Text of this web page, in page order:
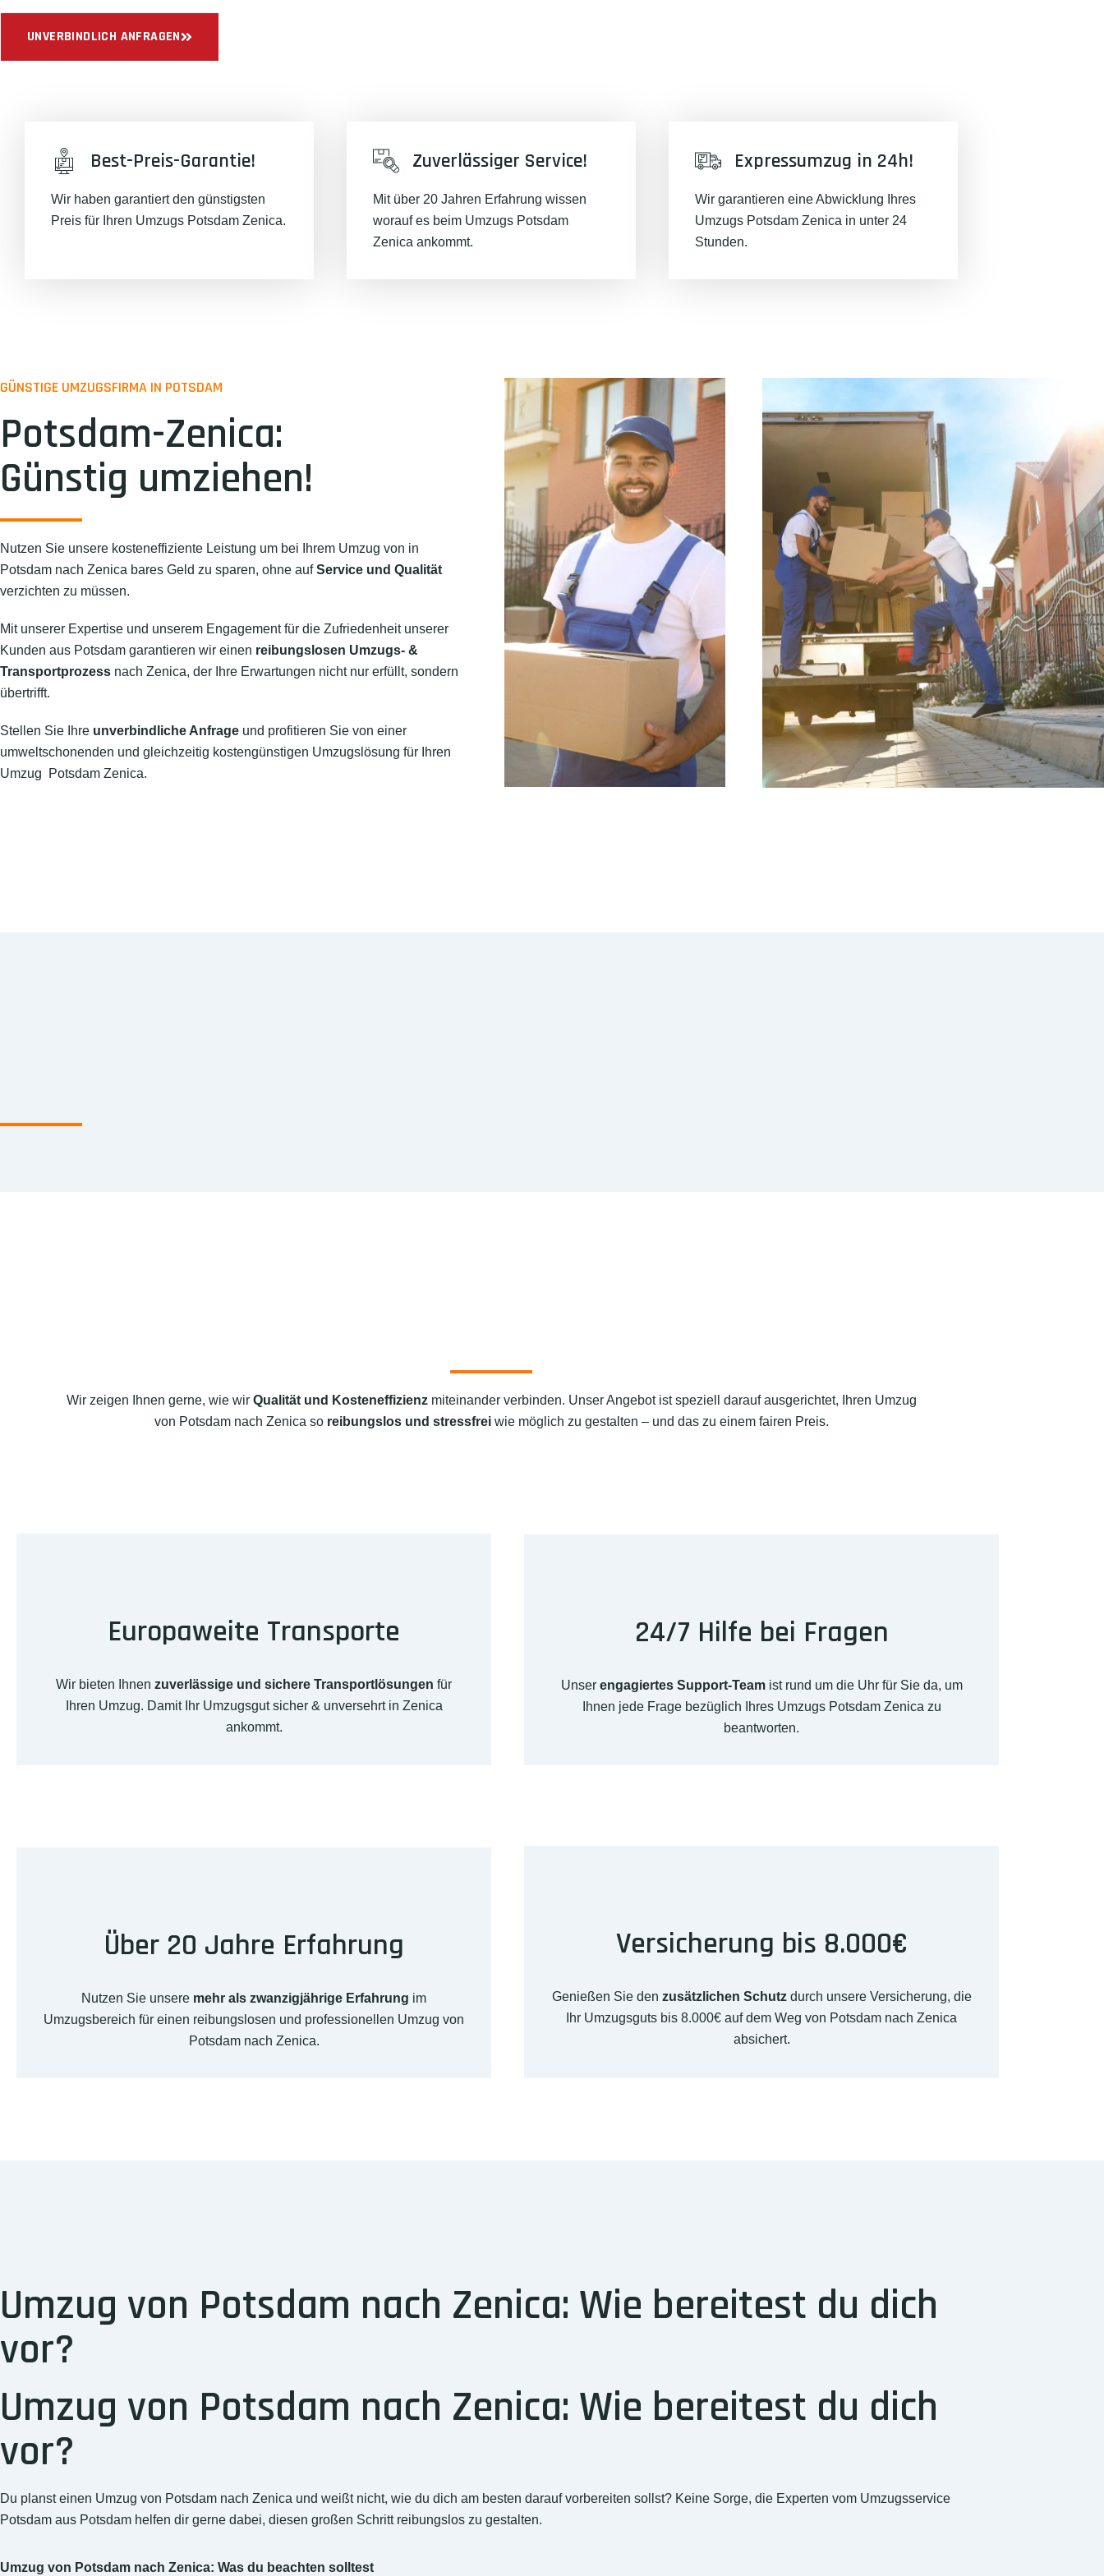
UNVERBINDLICH ANFRAGEN
Best-Preis-Garantie!
Wir haben garantiert den günstigsten
Preis für Ihren Umzugs Potsdam Zenica.
Zuverlässiger Service!
Mit über 20 Jahren Erfahrung wissen
worauf es beim Umzugs Potsdam
Zenica ankommt.
Expressumzug in 24h!
Wir garantieren eine Abwicklung Ihres
Umzugs Potsdam Zenica in unter 24
Stunden.
GÜNSTIGE UMZUGSFIRMA IN POTSDAM
Potsdam-Zenica:
Günstig umziehen!
Nutzen Sie unsere kosteneffiziente Leistung um bei Ihrem Umzug von in
Potsdam nach Zenica bares Geld zu sparen, ohne aufService und Qualität
verzichten zu müssen.
Mit unserer Expertise und unserem Engagement für die Zufriedenheit unserer
Kunden aus Potsdam garantieren wir einen reibungslosen Umzugs- &
Transportprozess nach Zenica, der Ihre Erwartungen nicht nur erfüllt, sondern
übertrifft.
Stellen Sie Ihre unverbindliche Anfrage und profitieren Sie von einer
umweltschonenden und gleichzeitig kostengünstigen Umzugslösung für Ihren
Umzug Potsdam Zenica.
Wir zeigen Ihnen gerne, wie wir Qualität und Kosteneffizienzmiteinander verbinden. Unser Angebot ist speziell darauf ausgerichtet, Ihren Umzug
von Potsdam nach Zenica so reibungslos und stressfreiwie möglich zu gestalten – und das zu einem fairen Preis.
Europaweite Transporte
Wir bieten Ihnen zuverlässige und sichere Transportlösungen für
Ihren Umzug. Damit Ihr Umzugsgut sicher & unversehrt in Zenica
ankommt.
24/7 Hilfe bei Fragen
Unser engagiertes Support-Teamist rund um die Uhr für Sie da, um
Ihnen jede Frage bezüglich Ihres Umzugs Potsdam Zenica zu
beantworten.
Über 20 Jahre Erfahrung
Nutzen Sie unsere mehr als zwanzigjährige Erfahrung im
Umzugsbereich für einen reibungslosen und professionellen Umzug von
Potsdam nach Zenica.
Versicherung bis 8.000€
Genießen Sie den zusätzlichen Schutzdurch unsere Versicherung, die
Ihr Umzugsguts bis 8.000€ auf dem Weg von Potsdam nach Zenica
absichert.
Umzug von Potsdam nach Zenica: Wie bereitest du dich
vor?
Umzug von Potsdam nach Zenica: Wie bereitest du dich
vor?
Du planst einen Umzug von Potsdam nach Zenica und weißt nicht, wie du dich am besten darauf vorbereiten sollst? Keine Sorge, die Experten vom Umzugsservice
Potsdam aus Potsdam helfen dir gerne dabei, diesen großen Schritt reibungslos zu gestalten.
Umzug von Potsdam nach Zenica: Was du beachten solltest